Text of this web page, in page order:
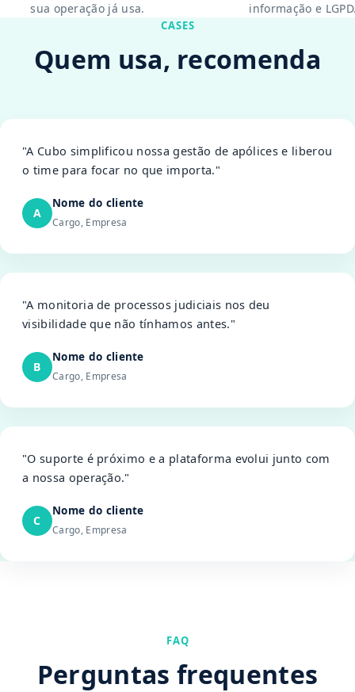
sua operação já usa.
informação e
CASES
Quem usa, recomenda
"A Cubo simplificou nossa gestão de apólices e liberou
o time para focar no que importa."
A
Nome do cliente
Cargo, Empresa
"A monitoria de processos judiciais nos deu
visibilidade que não tínhamos antes."
B
Nome do cliente
Cargo, Empresa
"O suporte é próximo e a plataforma evolui junto com
a nossa operação."
C
Nome do cliente
Cargo, Empresa
FAQ
Perguntas frequentes